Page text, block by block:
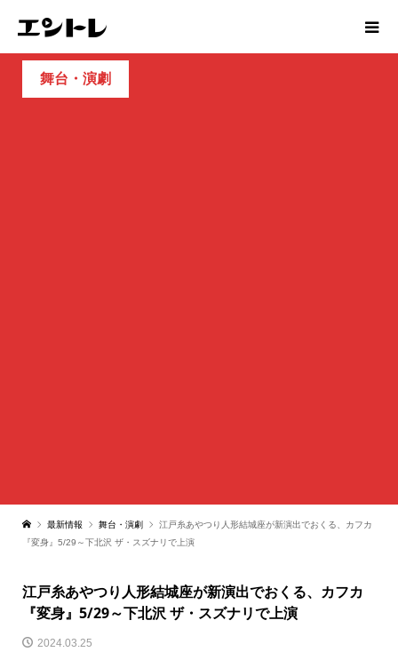
舞台・演劇
最新情報 舞台・演劇
江戸糸あやつり人形結城座が新演出でおくる、カフカ
『変身』5/29～下北沢 ザ・スズナリで上演
江戸糸あやつり人形結城座が新演出でおくる、カフカ
『変身』5/29～下北沢 ザ・スズナリで上演
2024.03.25